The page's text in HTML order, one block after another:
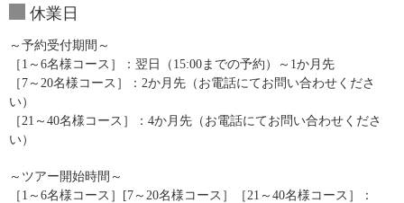
休業日
～予約受付期間～
［1～6名様コース］：翌日（15:00までの予約）～1か月先
［7～20名様コース］：2か月先（お電話にてお問い合わせくださ
い）
［21～40名様コース］：4か月先（お電話にてお問い合わせくださ
い）
～ツアー開始時間～
［1～6名様コース］[7～20名様コース］［21～40名様コース］：